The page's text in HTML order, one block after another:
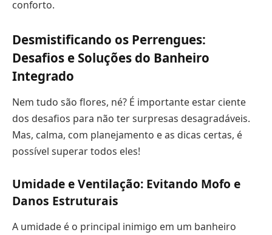
conforto.
Desmistificando os Perrengues:
Desafios e Soluções do Banheiro
Integrado
Nem tudo são flores, né? É importante estar ciente
dos desafios para não ter surpresas desagradáveis.
Mas, calma, com planejamento e as dicas certas, é
possível superar todos eles!
Umidade e Ventilação: Evitando Mofo e
Danos Estruturais
A umidade é o principal inimigo em um banheiro